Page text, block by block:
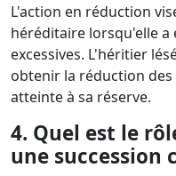
L'action en réduction
héréditaire lorsqu'elle a
excessives. L'héritier
obtenir la réduction
atteinte à sa réserve.
4. Quel est le
une succession